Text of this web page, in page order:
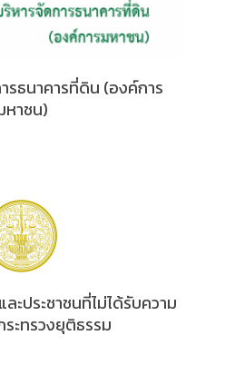
รธนาคารที่ดิน (องค์การ
หาชน)
ะประชาชนที่ไม่ได้รับความ
ระทรวงยุติธรรม